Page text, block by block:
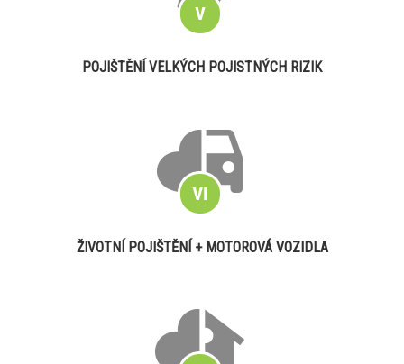
POJIŠTĚNÍ VELKÝCH POJISTNÝCH RIZIK
ŽIVOTNÍ POJIŠTĚNÍ + MOTOROVÁ VOZIDLA